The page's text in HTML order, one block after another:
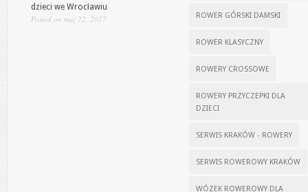
dzieci we Wrocławiu
Posted on maj 22, 2017 ROWER GÓRSKI DAMSKI
ROWER KLASYCZNY
ROWERY CROSSOWE
ROWERY PRZYCZEPKI DLA
DZIECI
SERWIS KRAKÓW - ROWERY
SERWIS ROWEROWY KRAKÓW
WÓZEK ROWEROWY DLA